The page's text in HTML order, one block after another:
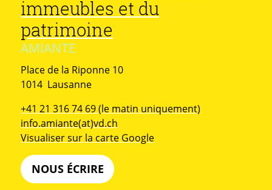
immeubles et du
patrimoine
AMIANTE
Place de la Riponne 10
1014 LausanneSuisse
+41 21 316 74 69 (le matin uniquement)
info.amiante(at)vd.ch
Visualiser sur la carte Google
NOUS ÉCRIRE